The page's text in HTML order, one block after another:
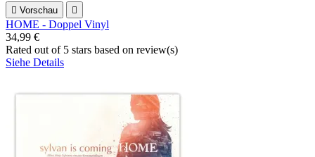
 Vorschau 
HOME - Doppel Vinyl
34,99 €
Rated out of 5 stars based on review(s)
Siehe Details